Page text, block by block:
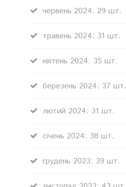
червень 2024: 29 шт.
травень 2024: 31 шт.
квітень 2024: 35 шт.
березень 2024: 37 шт.
лютий 2024: 31 шт.
січень 2024: 38 шт.
грудень 2023: 39 шт.